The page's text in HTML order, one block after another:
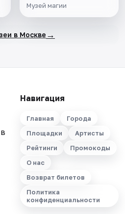
Музей магии
в Москве →
Навигация
Главная
Города
Площадки
Артисты
Рейтинги
Промокоды
О нас
Возврат билетов
Политика
конфиденциальности